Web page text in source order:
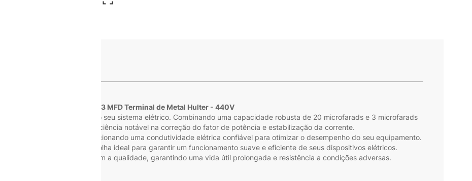
Capacitor Duplo 20+3 MFD Terminal de Metal Hulter - 440V
às demandas exigentes do seu sistema elétrico. Combinando uma capacidade robusta de 20 microfarads e 3 microfarads
capacitor oferece uma eficiência notável na correção do fator de potência e estabilização da corrente.
sólida e duradoura, proporcionando uma condutividade elétrica confiável para otimizar o desempenho do seu equipamento.
este capacitor é a escolha ideal para garantir um funcionamento suave e eficiente de seus dispositivos elétricos.
o compromisso da Hulter com a qualidade, garantindo uma vida útil prolongada e resistência a condições adversas.